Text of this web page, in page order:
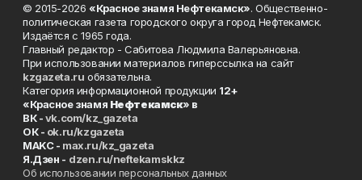
© 2015-2026 «Красное знамя Нефтекамск». Общественно-
политическая газета городского округа город Нефтекамск.
Издаётся с 1965 года.
Главный редактор - Сабитова Людмила Валерьяновна.
При использовании материалов гиперссылка на сайт
kzgazeta.ru обязательна.
Категория информационной продукции 12+
«Красное знамя Нефтекамск» в
ВК -vk.com/kz_gazeta
ОК - ok.ru/kzgazeta
MAKC - max.ru/kz_gazeta
Я.Дзен - dzen.ru/neftekamskkz
Об использовании персональных данных